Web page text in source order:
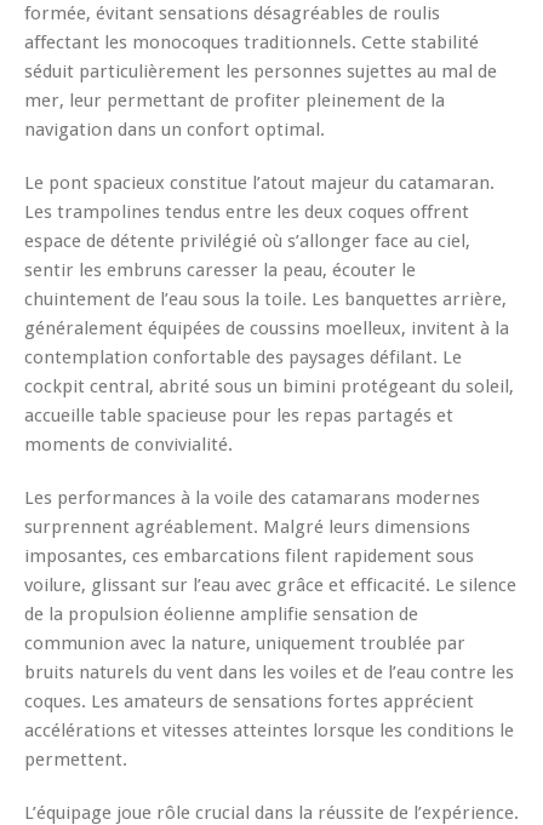
formée, évitant sensations désagréables de roulis
affectant les monocoques traditionnels. Cette stabilité
séduit particulièrement les personnes sujettes au mal de
mer, leur permettant de profiter pleinement de la
navigation dans un confort optimal.
Le pont spacieux constitue l’atout majeur du catamaran.
Les trampolines tendus entre les deux coques offrent
espace de détente privilégié où s’allonger face au ciel,
sentir les embruns caresser la peau, écouter le
chuintement de l’eau sous la toile. Les banquettes arrière,
généralement équipées de coussins moelleux, invitent à la
contemplation confortable des paysages défilant. Le
cockpit central, abrité sous un bimini protégeant du soleil,
accueille table spacieuse pour les repas partagés et
moments de convivialité.
Les performances à la voile des catamarans modernes
surprennent agréablement. Malgré leurs dimensions
imposantes, ces embarcations filent rapidement sous
voilure, glissant sur l’eau avec grâce et efficacité. Le silence
de la propulsion éolienne amplifie sensation de
communion avec la nature, uniquement troublée par
bruits naturels du vent dans les voiles et de l’eau contre les
coques. Les amateurs de sensations fortes apprécient
accélérations et vitesses atteintes lorsque les conditions le
permettent.
L’équipage joue rôle crucial dans la réussite de l’expérience.